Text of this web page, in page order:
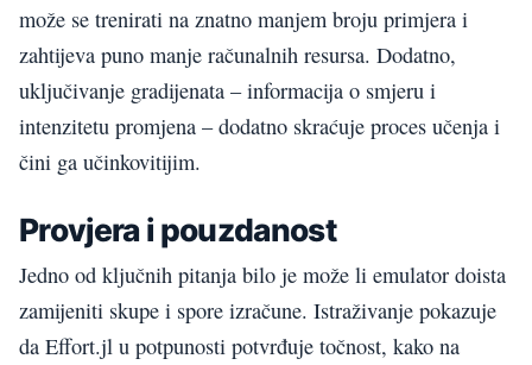
može se trenirati na znatno manjem broju primjera i
zahtijeva puno manje računalnih resursa. Dodatno,
uključivanje gradijenata – informacija o smjeru i
intenzitetu promjena – dodatno skraćuje proces učenja i
čini ga učinkovitijim.
Provjera i pouzdanost
Jedno od ključnih pitanja bilo je može li emulator doista
zamijeniti skupe i spore izračune. Istraživanje pokazuje
da Effort.jl u potpunosti potvrđuje točnost, kako na